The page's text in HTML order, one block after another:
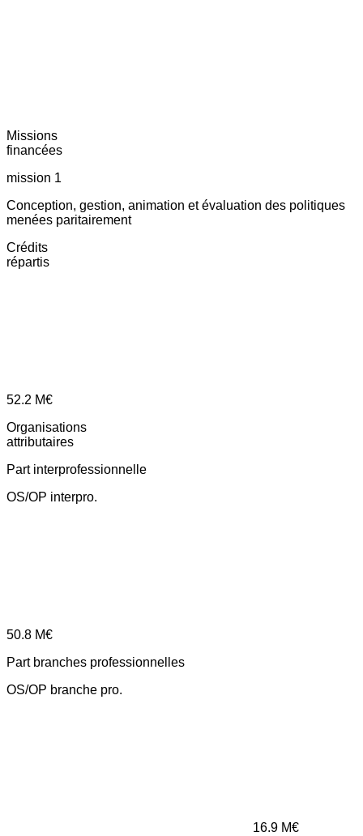
Missions
financées
mission 1
Conception, gestion, animation et évaluation des politiques
menées paritairement
Crédits
répartis
52.2 M€
Organisations
attributaires
Part interprofessionnelle
OS/OP interpro.
50.8 M€
Part branches professionnelles
OS/OP branche pro.
16.9 M€